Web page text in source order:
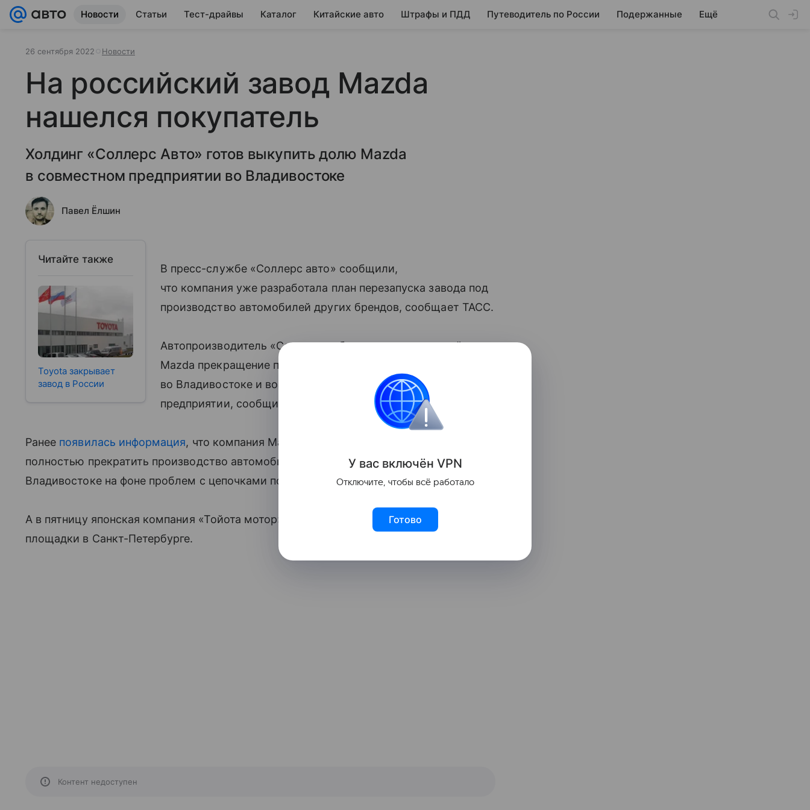
Новости Статьи Тест-драйвы Каталог Китайские авто Штрафы и ПДД Путеводитель по России Подержанные Ещё
26 сентября 2022 Новости
На российский завод Mazda
нашелся покупатель
Холдинг «Соллерс Авто» готов выкупить долю Mazda
в совместном предприятии во Владивостоке
Павел Ёлшин
Читайте также
Toyota закрывает
завод в России
В пресс-службе «Соллерс авто» сообщили,
что компания уже разработала план перезапуска завода под
производство автомобилей других брендов, сообщает ТАСС.
Автопроизводитель «Соллерс» обсуждает с компанией
Mazda прекращение производства автомобилей
во Владивостоке и возможность выкупа доли в совместном
предприятии, сообщили в пресс-службе «Соллерс авто».
Ранее появилась информация, что компания Mazda рассматривает возможность
полностью прекратить производство автомобилей на предприятии в российском
Владивостоке на фоне проблем с цепочками поставок.
А в пятницу японская компания «Тойота мотор» объявила о закрытиисборочной
площадки в Санкт-Петербурге.
Контент недоступен
У вас включён VPN
Отключите, чтобы всё работало
Готово